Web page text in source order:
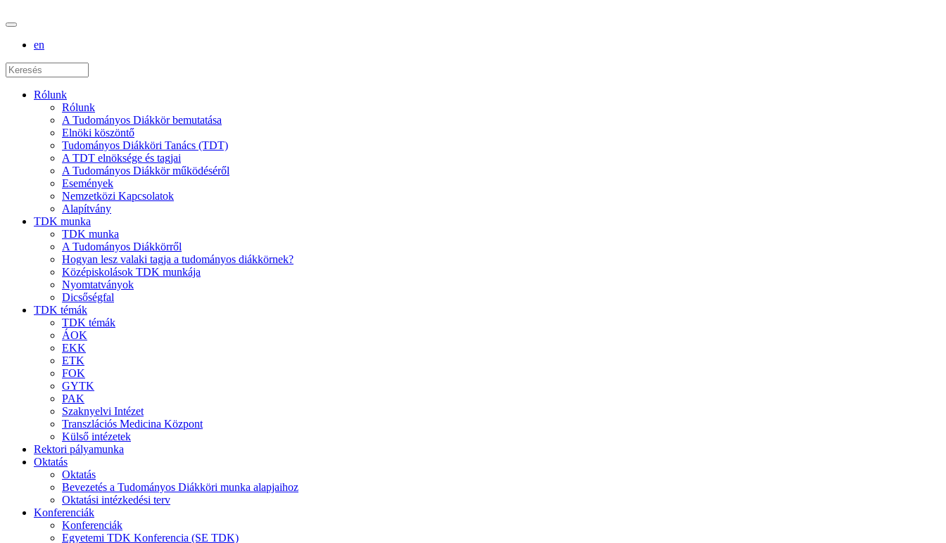
en
Rólunk
Rólunk
A Tudományos Diákkör bemutatása
Elnöki köszöntő
Tudományos Diákköri Tanács (TDT)
A TDT elnöksége és tagjai
A Tudományos Diákkör működéséről
Események
Nemzetközi Kapcsolatok
Alapítvány
TDK munka
TDK munka
A Tudományos Diákkörről
Hogyan lesz valaki tagja a tudományos diákkörnek?
Középiskolások TDK munkája
Nyomtatványok
Dicsőségfal
TDK témák
TDK témák
ÁOK
EKK
ETK
FOK
GYTK
PAK
Szaknyelvi Intézet
Transzlációs Medicina Központ
Külső intézetek
Rektori pályamunka
Oktatás
Oktatás
Bevezetés a Tudományos Diákköri munka alapjaihoz
Oktatási intézkedési terv
Konferenciák
Konferenciák
Egyetemi TDK Konferencia (SE TDK)